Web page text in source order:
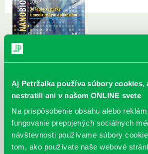
Aj Petržalka používa súbory cookies,
nestratili ani v našom ONLINE svete
Na prispôsobenie obsahu alebo
fungovanie prepojených sociálnych
návštevnosti používame súbory
tom, ako používate naše webové